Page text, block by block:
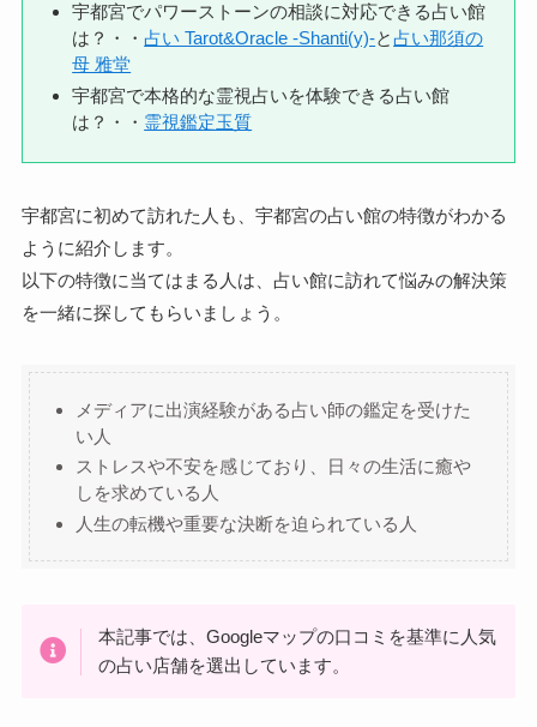
宇都宮でパワーストーンの相談に対応できる占い館
は？・・占い Tarot&Oracle -Shanti(y)-と占い那須の
母 雅堂
宇都宮で本格的な霊視占いを体験できる占い館
は？・・ 霊視鑑定玉質
宇都宮に初めて訪れた人も、宇都宮の占い館の特徴がわかる
ように紹介します。
以下の特徴に当てはまる人は、占い館に訪れて悩みの解決策
を一緒に探してもらいましょう。
メディアに出演経験がある占い師の鑑定を受けた
い人
ストレスや不安を感じており、日々の生活に癒や
しを求めている人
人生の転機や重要な決断を迫られている人
本記事では、Googleマップの口コミを基準に人気
の占い店舗を選出しています。